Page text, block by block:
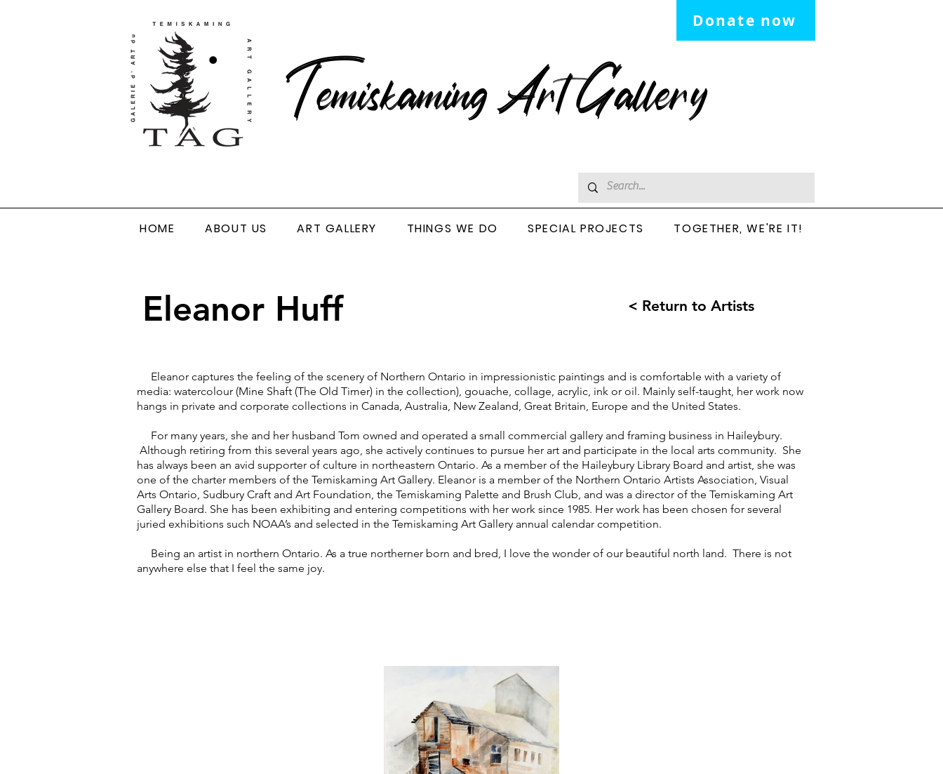
Donate now
Temiskaming Art Gallery
HOME ABOUT US ART GALLERY THINGS WE DO SPECIAL PROJECTS TOGETHER, WE'RE IT!
Eleanor Huff < Return to Artists
Eleanor captures the feeling of the scenery of Northern Ontario in impressionistic paintings and is comfortable with a variety of
media: watercolour (Mine Shaft (The Old Timer) in the collection), gouache, collage, acrylic, ink or oil. Mainly self-taught, her work now
hangs in private and corporate collections in Canada, Australia, New Zealand, Great Britain, Europe and the United States.
For many years, she and her husband Tom owned and operated a small commercial gallery and framing business in Haileybury.
Although retiring from this several years ago, she actively continues to pursue her art and participate in the local arts community. She
has always been an avid supporter of culture in northeastern Ontario. As a member of the Haileybury Library Board and artist, she was
one of the charter members of the Temiskaming Art Gallery. Eleanor is a member of the Northern Ontario Artists Association, Visual
Arts Ontario, Sudbury Craft and Art Foundation, the Temiskaming Palette and Brush Club, and was a director of the Temiskaming Art
Gallery Board. She has been exhibiting and entering competitions with her work since 1985. Her work has been chosen for several
juried exhibitions such NOAA’s and selected in the Temiskaming Art Gallery annual calendar competition.
Being an artist in northern Ontario. As a true northerner born and bred, I love the wonder of our beautiful north land. There is not
anywhere else that I feel the same joy.